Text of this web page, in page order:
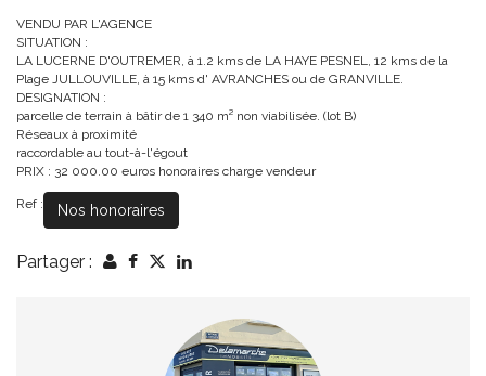
VENDU PAR L'AGENCE
SITUATION :
LA LUCERNE D'OUTREMER, à 1.2 kms de LA HAYE PESNEL, 12 kms de la
Plage JULLOUVILLE, à 15 kms d' AVRANCHES ou de GRANVILLE.
DESIGNATION :
parcelle de terrain à bâtir de 1 340 m² non viabilisée. (lot B)
Réseaux à proximité
raccordable au tout-à-l'égout
PRIX : 32 000.00 euros honoraires charge vendeur
Ref : Nos honoraires
Partager :